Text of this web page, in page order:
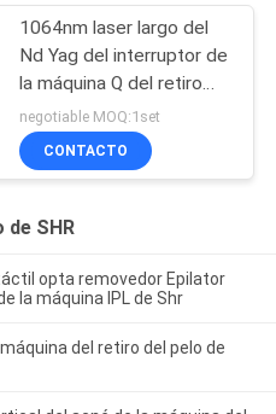
1064nm laser largo del
Nd Yag del interruptor de
la máquina Q del retiro
del pelo del pulso SHR
para el retiro del tatuaje
negotiable MOQ:1set
CONTACTO
de SHR
opta removedor Epilator
la máquina IPL de Shr
del retiro del pelo de